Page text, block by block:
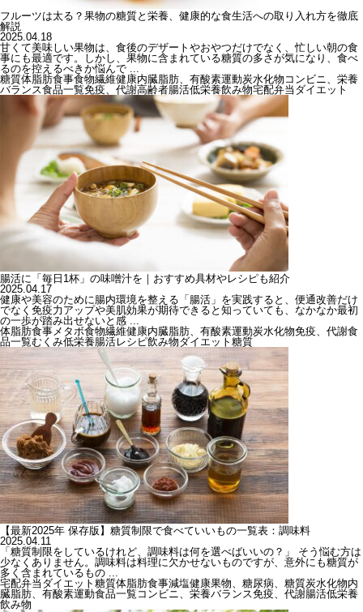
フルーツは太る？果物の糖質と栄養、健康的な食生活への取り入れ方を徹底
解説
2025.04.18
甘くて美味しい果物は、食後のデザートやおやつだけでなく、忙しい朝の食
事にも最適です。しかし、果物に含まれている糖質の多さが気になり、食べ
るのを控えるべきか悩んで ...
糖質体脂肪食事食物繊維健康内臓脂肪、有酸素運動炭水化物 コンビニ、栄養
バランス食品一覧免疫、代謝高齢者腸活低栄養飲み物宅配弁当 ダイエット
腸活に「毎日1杯」の味噌汁を｜おすすめ具材やレシピも紹介
2025.04.17
健康や美容のために腸内環境を整える「腸活」を実践すると、便通改善だけ
でなく免疫力アップや美肌効果が期待できると知っていても、なかなか最初
の一歩が踏み出せないと感 ...
体脂肪食事メタボ食物繊維健康内臓脂肪、有酸素運動炭水化物免疫、代謝食
品一覧むくみ低栄養腸活レシピ飲み物ダイエット 糖質
【最新2025年 保存版】糖質制限で食べていいもの一覧表：調味料
2025.04.11
「糖質制限をしているけれど、調味料は何を選べばいいの？」 そう悩む方は
少なくありません。調味料は料理に欠かせないものですが、意外にも糖質が
多く含まれているもの ...
宅配弁当 ダイエット 糖質体脂肪食事減塩健康果物、糖尿病、糖質炭水化物内
臓脂肪、有酸素運動食品一覧 コンビニ、栄養バランス免疫、代謝腸活低栄養
飲み物